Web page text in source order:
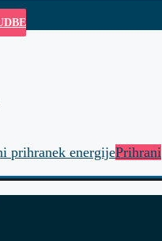
prihranek energijePrihrani